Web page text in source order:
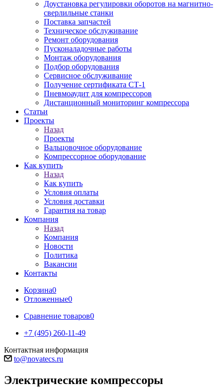
Доустановка регулировки оборотов на магнитно-
сверлильные станки
Поставка запчастей
Техническое обслуживание
Ремонт оборудования
Пусконаладочные работы
Монтаж оборудования
Подбор оборудования
Сервисное обслуживание
Получение сертификата СТ-1
Пневмоаудит для компрессоров
Дистанционный мониторинг компрессора
Статьи
Проекты
Назад
Проекты
Вальцовочное оборудование
Компрессорное оборудование
Как купить
Назад
Как купить
Условия оплаты
Условия доставки
Гарантия на товар
Компания
Назад
Компания
Новости
Политика
Вакансии
Контакты
Корзина0
Отложенные0
Сравнение товаров0
+7 (495) 260-11-49
Контактная информация
to@novatecs.ru
Электрические компрессоры